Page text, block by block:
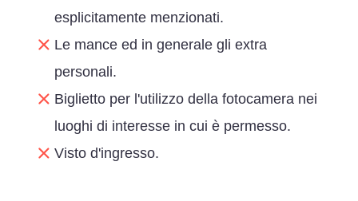
esplicitamente menzionati.
Le mance ed in generale gli extra
personali.
Biglietto per l'utilizzo della fotocamera nei
luoghi di interesse in cui è permesso.
Visto d'ingresso.